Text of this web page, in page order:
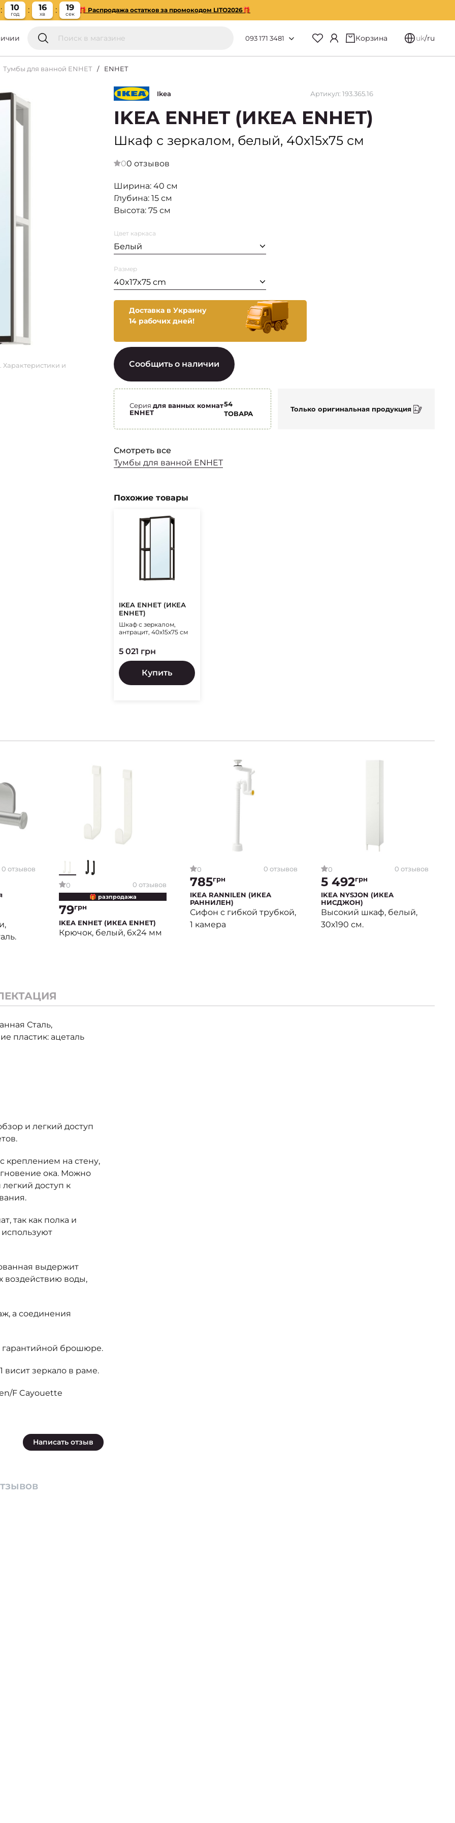
10
год
16
хв
18
сек
🎁 Распродажа остатков за промокодом LITO2026🎁
093 171 3481 Корзина uk/ru
Тумбы для ванной ENHET ENHET
Характеристики и
Ikea Артикул: 193.365.16
IKEA ENHET (ИКЕА ENHET)
Шкаф с зеркалом, белый, 40x15x75 см
00 отзывов
Ширина: 40 см
Глубина: 15 см
Высота: 75 см
Цвет каркаса
Белый
Размер
40x17x75 cm
Доставка в Украину
14 рабочих дней!
Сообщить о наличии
Серия для ванных комнат
ENHET
54
ТОВАРА
Только оригинальная продукция
Смотреть все
Тумбы для ванной ENHET
Похожие товары
IKEA ENHET (ИКЕА
ENHET)
Шкаф с зеркалом,
антрацит, 40x15x75 см
5 021 грн
Купить
0 отзывов
0 0 отзывов
🎁 разпродажа
79грн
IKEA ENHET (ИКЕА ENHET)
Крючок, белый, 6x24 мм
0 0 отзывов
785грн
IKEA RANNILEN (ИКЕА
РАННИЛЕН)
Сифон с гибкой трубкой,
1 камера
0 0 отзывов
5 492грн
IKEA NYSJON (ИКЕА
НИСДЖОН)
Высокий шкаф, белый,
30х190 см.
Сталь,
пластик: ацеталь
и легкий доступ
креплением на стену,
ока. Можно
доступ к
так как полка и
выдержит
воздействию воды,
а соединения
гарантийной брошюре.
висит зеркало в раме.
F Cayouette
Написать отзыв